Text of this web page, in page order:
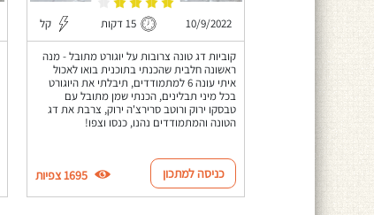
10/9/2022 15 דקות קל
קוביות דג טונה צרובות על יוגורט מתובל - מנה
ראשונה חלבית שהכנתי בתוכנית בואו לאכול
איתי עונה 6 למתמודדים, תיבלתי את היוגורט
בכל מיני תבלינים, הכנתי שמן מתובל עם
טבסקו ירוק ורוטב סרירצ'ה ירוק, צרבת את דג
הטונה והמתמודדים נהנו, כנסו וצפו!
כניסה למתכון 1695 צפיות